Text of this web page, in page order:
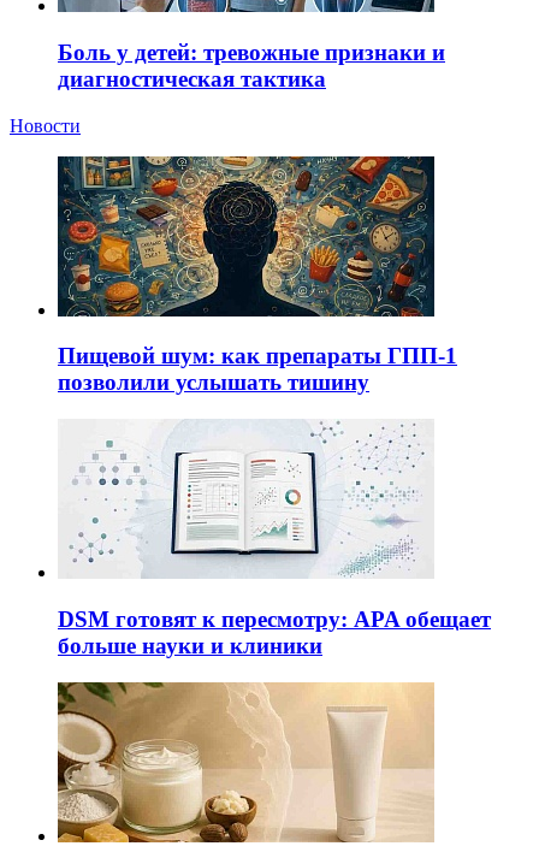
Боль у детей: тревожные признаки и
диагностическая тактика
Новости
Пищевой шум: как препараты ГПП-1
позволили услышать тишину
DSM готовят к пересмотру: APA обещает
больше науки и клиники